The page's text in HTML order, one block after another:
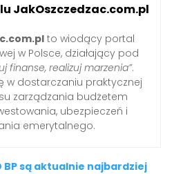
JakOszczedzac.com.pl
to wiodący portal
w Polsce, działający pod
finanse, realizuj marzenia”.
w dostarczaniu praktycznej
zarządzania budżetem
ubezpieczeń i
emerytalnego.
BP są aktualnie najbardziej